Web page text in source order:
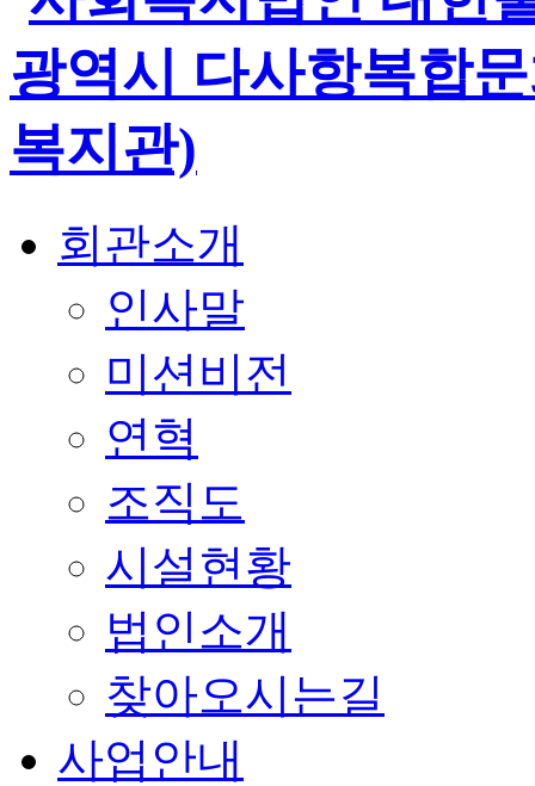
회관소개
인사말
미션비전
연혁
조직도
시설현황
법인소개
찾아오시는길
사업안내